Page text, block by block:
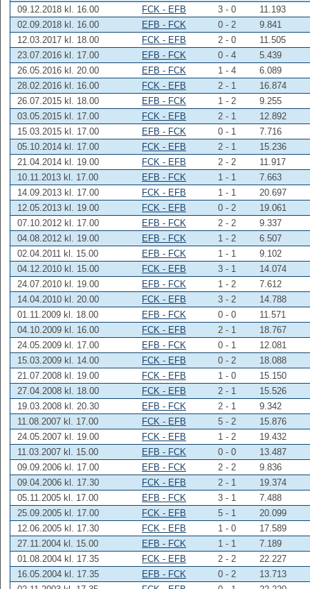
09.12.2018 kl. 16.00
FCK - EFB 3 - 0
11.193
02.09.2018 kl. 16.00
EFB - FCK 0 - 2
9.841
12.03.2017 kl. 18.00
FCK - EFB 2 - 0
11.505
23.07.2016 kl. 17.00
EFB - FCK 0 - 4
5.439
26.05.2016 kl. 20.00
EFB - FCK 1 - 4
6.089
28.02.2016 kl. 16.00
FCK - EFB 2 - 1
16.874
26.07.2015 kl. 18.00
EFB - FCK 1 - 2
9.255
03.05.2015 kl. 17.00
FCK - EFB 2 - 1
12.892
15.03.2015 kl. 17.00
EFB - FCK 0 - 1
7.716
05.10.2014 kl. 17.00
FCK - EFB 2 - 1
15.236
21.04.2014 kl. 19.00
FCK - EFB 2 - 2
11.917
10.11.2013 kl. 17.00
EFB - FCK 1 - 1
7.663
14.09.2013 kl. 17.00
FCK - EFB 1 - 1
20.697
12.05.2013 kl. 19.00
FCK - EFB 0 - 2
19.061
07.10.2012 kl. 17.00
EFB - FCK 2 - 2
9.337
04.08.2012 kl. 19.00
EFB - FCK 1 - 2
6.507
02.04.2011 kl. 15.00
EFB - FCK 1 - 1
9.102
04.12.2010 kl. 15.00
FCK - EFB 3 - 1
14.074
24.07.2010 kl. 19.00
EFB - FCK 1 - 2
7.612
14.04.2010 kl. 20.00
FCK - EFB 3 - 2
14.788
01.11.2009 kl. 18.00
EFB - FCK 0 - 0
11.571
04.10.2009 kl. 16.00
FCK - EFB 2 - 1
18.767
24.05.2009 kl. 17.00
EFB - FCK 0 - 1
12.081
15.03.2009 kl. 14.00
FCK - EFB 0 - 2
18.088
21.07.2008 kl. 19.00
FCK - EFB 1 - 0
15.150
27.04.2008 kl. 18.00
FCK - EFB 2 - 1
15.526
19.03.2008 kl. 20.30
EFB - FCK 2 - 1
9.342
11.08.2007 kl. 17.00
FCK - EFB 5 - 2
15.876
24.05.2007 kl. 19.00
FCK - EFB 1 - 2
19.432
11.03.2007 kl. 15.00
EFB - FCK 0 - 0
13.487
09.09.2006 kl. 17.00
EFB - FCK 2 - 2
9.836
09.04.2006 kl. 17.30
FCK - EFB 2 - 1
19.374
05.11.2005 kl. 17.00
EFB - FCK 3 - 1
7.488
25.09.2005 kl. 17.00
FCK - EFB 5 - 1
20.099
12.06.2005 kl. 17.30
FCK - EFB 1 - 0
17.589
27.11.2004 kl. 15.00
EFB - FCK 1 - 1
7.189
01.08.2004 kl. 17.35
FCK - EFB 2 - 2
22.227
16.05.2004 kl. 17.35
EFB - FCK 0 - 2
13.713